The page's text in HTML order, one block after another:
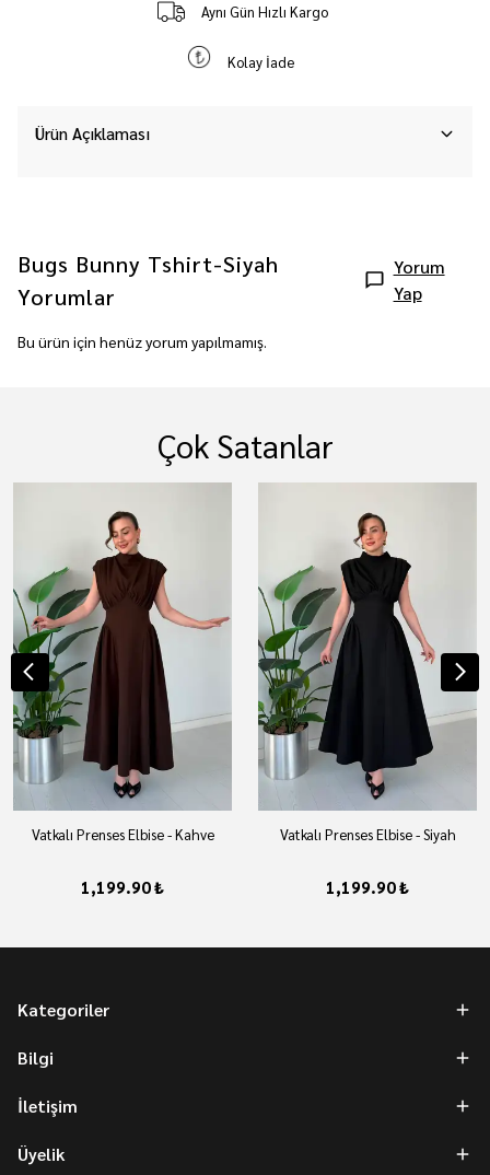
Aynı Gün Hızlı Kargo
Kolay İade
Ürün Açıklaması
Bugs Bunny Tshirt-Siyah
Yorumlar
Yorum
Yap
Bu ürün için henüz yorum yapılmamış.
Çok Satanlar
Vatkalı Prenses Elbise - Kahve
1,199.90 ₺
Vatkalı Prenses Elbise - Siyah
1,199.90 ₺
Kategoriler
Bilgi
İletişim
Üyelik